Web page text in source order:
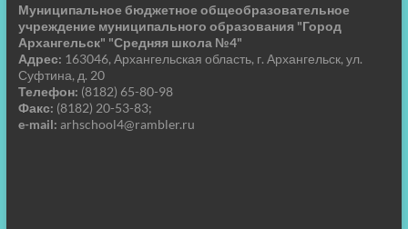
Муниципальное бюджетное общеобразовательное
учреждение муниципального образования "Город
Архангельск" "Средняя школа №4"
Адрес: 163046, Архангельская область, г. Архангельск, ул.
Суфтина, д. 20
Телефон: (8182) 65-80-98
Факс: (8182) 20-53-83;
e-mail: arhschool4@rambler.ru